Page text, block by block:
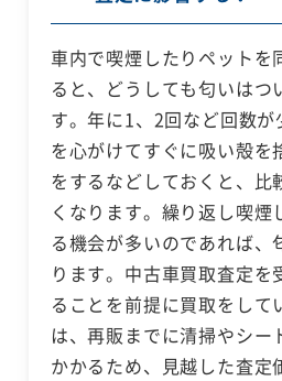
車内で喫煙したりペットを
ると、どうしても匂いはつ
す。年に1、2回など回数
を心がけてすぐに吸い殻を
をするなどしておくと、比
くなります。繰り返し喫煙
る機会が多いのであれば、
ります。中古車買取査定を
ることを前提に買取をして
は、再販までに清掃やシー
かかるため、見越した査定